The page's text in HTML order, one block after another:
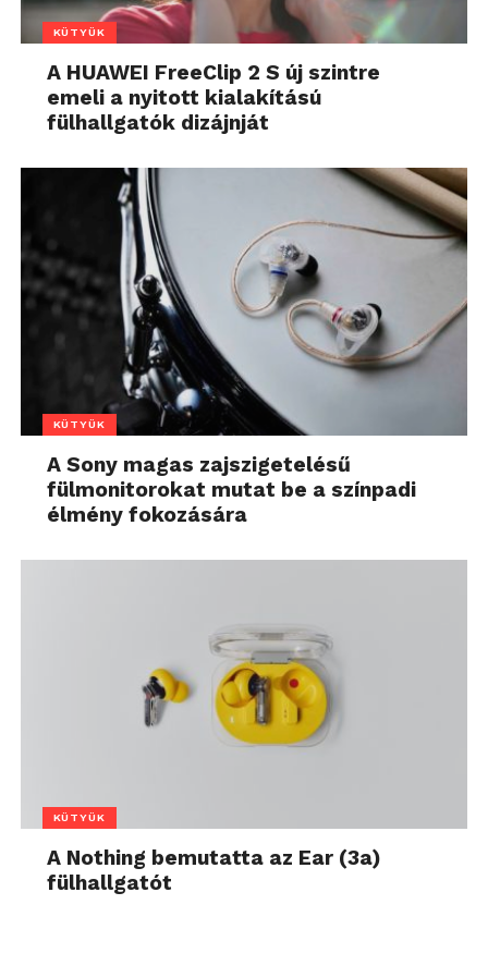
KÜTYÜK
A HUAWEI FreeClip 2 S új szintre
emeli a nyitott kialakítású
fülhallgatók dizájnját
KÜTYÜK
A Sony magas zajszigetelésű
fülmonitorokat mutat be a színpadi
élmény fokozására
KÜTYÜK
A Nothing bemutatta az Ear (3a)
fülhallgatót